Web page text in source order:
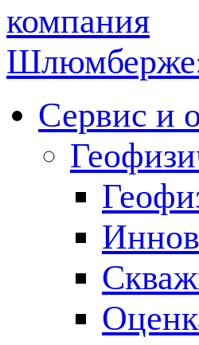
Сервис и